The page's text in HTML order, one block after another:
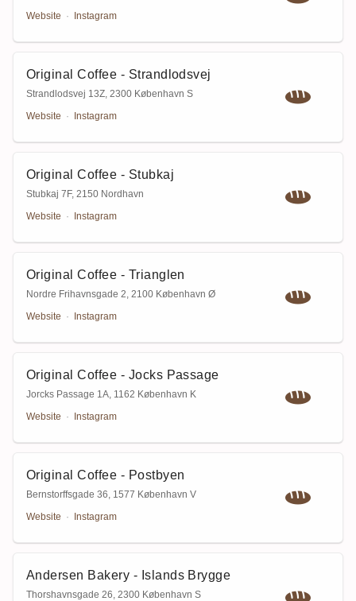
Website · Instagram
Original Coffee - Strandlodsvej
Strandlodsvej 13Z, 2300 København S
Website · Instagram
Original Coffee - Stubkaj
Stubkaj 7F, 2150 Nordhavn
Website · Instagram
Original Coffee - Trianglen
Nordre Frihavnsgade 2, 2100 København Ø
Website · Instagram
Original Coffee - Jocks Passage
Jorcks Passage 1A, 1162 København K
Website · Instagram
Original Coffee - Postbyen
Bernstorffsgade 36, 1577 København V
Website · Instagram
Andersen Bakery - Islands Brygge
Thorshavnsgade 26, 2300 København S